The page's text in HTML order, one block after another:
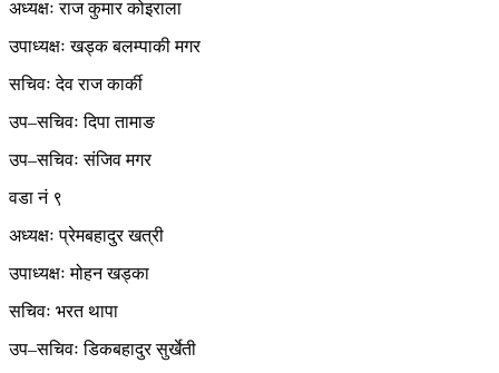
अध्यक्षः राज कुमार कोइराला
उपाध्यक्षः खड्क बलम्पाकी मगर
सचिवः देव राज कार्की
उप–सचिवः दिपा तामाङ
उप–सचिवः संजिव मगर
वडा नं ९
अध्यक्षः प्रेमबहादुर खत्री
उपाध्यक्षः मोहन खड्का
सचिवः भरत थापा
उप–सचिवः डिकबहादुर सुर्खेती